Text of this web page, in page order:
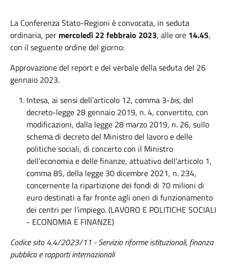
La Conferenza Stato-Regioni è convocata, in seduta
ordinaria, per mercoledì 22 febbraio 2023, alle ore 14.45,
con il seguente ordine del giorno:
Approvazione del report e del verbale della seduta del 26
gennaio 2023.
Intesa, ai sensi dell’articolo 12, comma 3-bis, del
decreto-legge 28 gennaio 2019, n. 4, convertito, con
modificazioni, dalla legge 28 marzo 2019, n. 26, sullo
schema di decreto del Ministro del lavoro e delle
politiche sociali, di concerto con il Ministro
dell’economia e delle finanze, attuativo dell’articolo 1,
comma 85, della legge 30 dicembre 2021, n. 234,
concernente la ripartizione dei fondi di 70 milioni di
euro destinati a far fronte agli oneri di funzionamento
dei centri per l’impiego. (LAVORO E POLITICHE SOCIALI
- ECONOMIA E FINANZE)
Codice sito 4.4/2023/11 - Servizio riforme istituzionali, finanza
pubblica e rapporti internazionali